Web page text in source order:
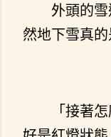
外頭的
然地下雪真的
「接著